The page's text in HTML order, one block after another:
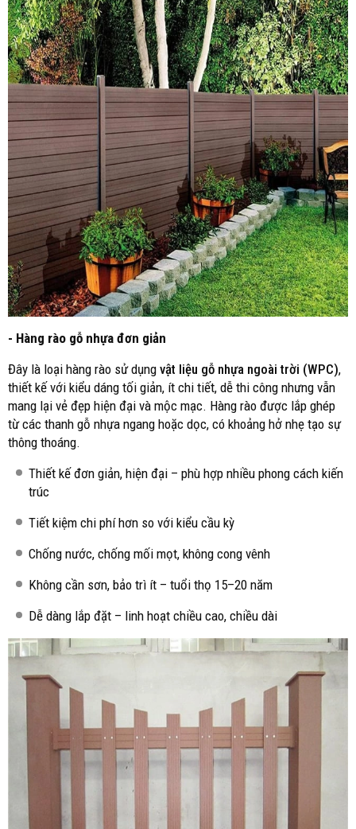
- Hàng rào gỗ nhựa đơn giản
Đây là loại hàng rào sử dụng vật liệu gỗ nhựa ngoài trời (WPC),
thiết kế với kiểu dáng tối giản, ít chi tiết, dễ thi công nhưng vẫn
mang lại vẻ đẹp hiện đại và mộc mạc. Hàng rào được lắp ghép
từ các thanh gỗ nhựa ngang hoặc dọc, có khoảng hở nhẹ tạo sự
thông thoáng.
Thiết kế đơn giản, hiện đại – phù hợp nhiều phong cách kiến
trúc
Tiết kiệm chi phí hơn so với kiểu cầu kỳ
Chống nước, chống mối mọt, không cong vênh
Không cần sơn, bảo trì ít – tuổi thọ 15–20 năm
Dễ dàng lắp đặt – linh hoạt chiều cao, chiều dài